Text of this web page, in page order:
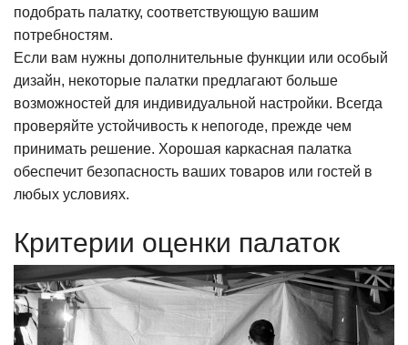
подобрать палатку, соответствующую вашим
потребностям.
Если вам нужны дополнительные функции или особый
дизайн, некоторые палатки предлагают больше
возможностей для индивидуальной настройки. Всегда
проверяйте устойчивость к непогоде, прежде чем
принимать решение. Хорошая каркасная палатка
обеспечит безопасность ваших товаров или гостей в
любых условиях.
Критерии оценки палаток